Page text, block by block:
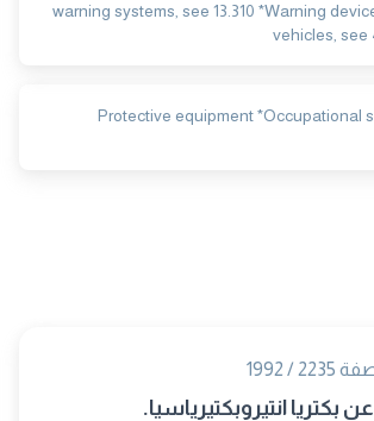
warning systems, see 13.310 *Warning
vehicles, see
Protective equipment *Occupational
/ 1992
انتيروبكتيرياسيا.